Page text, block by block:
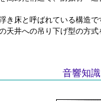
き床と呼ばれている構造
天井への吊り下げ型の方
音響知